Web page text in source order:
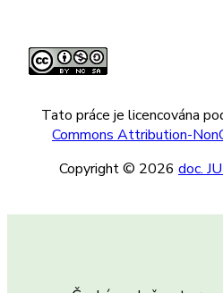
Tato práce je licencována
Commons Attribution-
Copyright © 2026 doc.